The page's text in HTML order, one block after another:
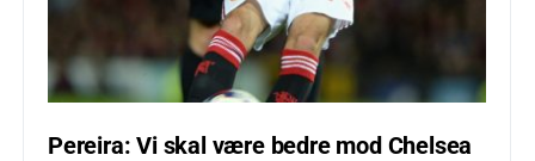
Pereira: Vi skal være bedre mod Chelsea